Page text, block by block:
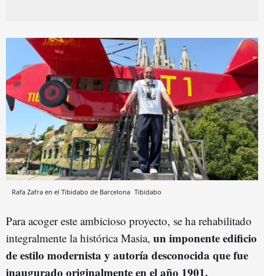
Rafa Zafra en el Tibidabo de Barcelona Tibidabo
Para acoger este ambicioso proyecto, se ha rehabilitado
integralmente la histórica Masia, un imponente edificio
de estilo modernista y autoría desconocida que fue
inaugurado originalmente en el año 1901.